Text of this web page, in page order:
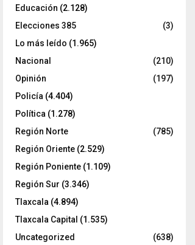
Educación (2.128)
Elecciones 385
(3)
Lo más leído (1.965)
Nacional
(210)
Opinión
(197)
Policía (4.404)
Política (1.278)
Región Norte
(785)
Región Oriente (2.529)
Región Poniente (1.109)
Región Sur (3.346)
Tlaxcala (4.894)
Tlaxcala Capital (1.535)
Uncategorized
(638)